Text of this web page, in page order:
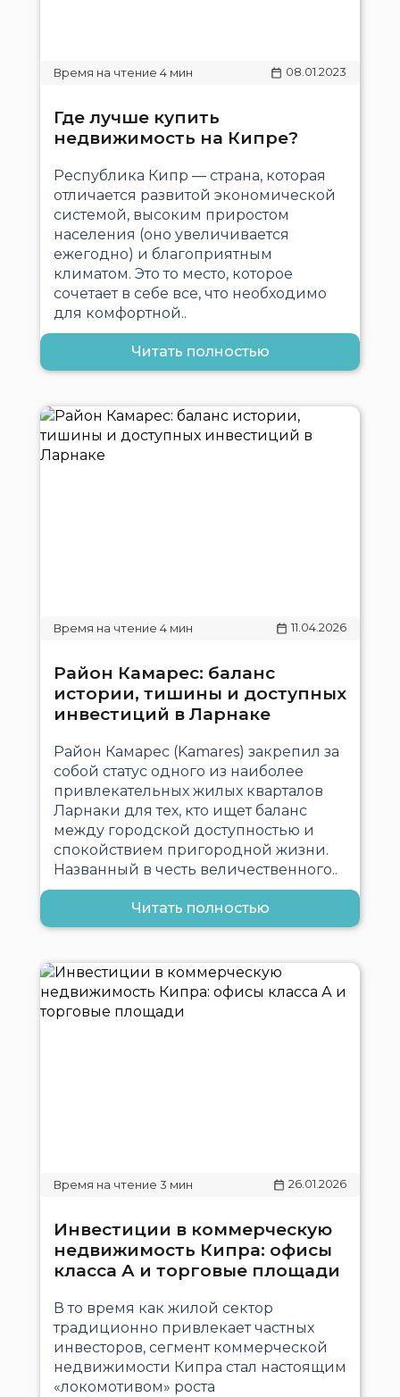
08.01.2023
Где лучше купить
недвижимость на Кипре?
Республика Кипр — страна, которая
отличается развитой экономической
системой, высоким приростом
населения (оно увеличивается
ежегодно) и благоприятным
климатом. Это то место, которое
сочетает в себе все, что необходимо
для комфортной..
Читать полностью
11.04.2026
Район Камарес: баланс
истории, тишины и доступных
инвестиций в Ларнаке
Район Камарес (Kamares) закрепил за
собой статус одного из наиболее
привлекательных жилых кварталов
Ларнаки для тех, кто ищет баланс
между городской доступностью и
спокойствием пригородной жизни.
Названный в честь величественного..
Читать полностью
26.01.2026
Инвестиции в коммерческую
недвижимость Кипра: офисы
класса А и торговые площади
В то время как жилой сектор
традиционно привлекает частных
инвесторов, сегмент коммерческой
недвижимости Кипра стал настоящим
«локомотивом» роста